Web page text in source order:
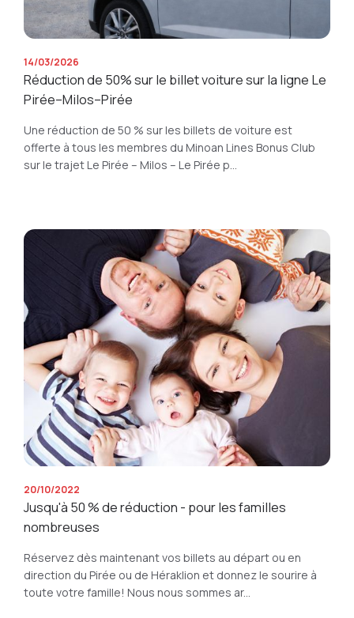
14/03/2026
Réduction de 50% sur le billet voiture sur la ligne Le
Pirée–Milos–Pirée
Une réduction de 50 % sur les billets de voiture est
offerte à tous les membres du Minoan Lines Bonus Club
sur le trajet Le Pirée – Milos – Le Pirée p...
20/10/2022
Jusqu'à 50 % de réduction - pour les familles
nombreuses
Réservez dès maintenant vos billets au départ ou en
direction du Pirée ou de Héraklion et donnez le sourire à
toute votre famille! Nous nous sommes ar...